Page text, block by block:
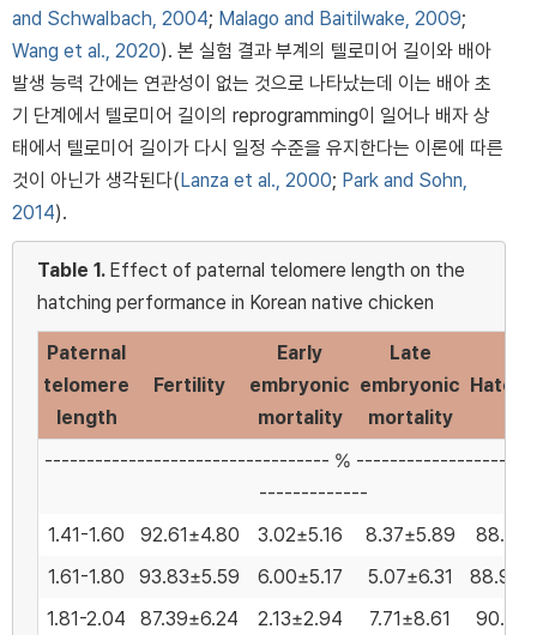
and Schwalbach, 2004; Malago and Baitilwake, 2009;
Wang et al., 2020). 본 실험 결과 부계의 텔로미어 길이와 배아
발생 능력 간에는 연관성이 없는 것으로 나타났는데 이는 배아 초
기 단계에서 텔로미어 길이의 reprogramming이 일어나 배자 상
태에서 텔로미어 길이가 다시 일정 수준을 유지한다는 이론에 따른
것이 아닌가 생각된다(Lanza et al., 2000; Park and Sohn,
2014).
Table 1. Effect of paternal telomere length on the
hatching performance in Korean native chicken
Paternal
telomere
length
Fertility
Early
embryonic
mortality
Late
embryonic
mortality
---------------------------------- %
-------------
1.41-1.60
92.61±4.80 3.02±5.16 8.37±5.89
1.61-1.80
93.83±5.59 6.00±5.17 5.07±6.31
1.81-2.04
87.39±6.24 2.13±2.94 7.71±8.61